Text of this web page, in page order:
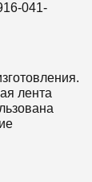
041-
лента